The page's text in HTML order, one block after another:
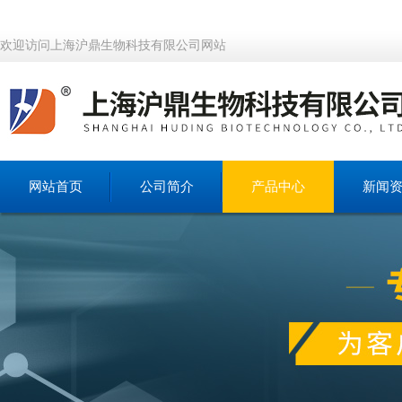
欢迎访问上海沪鼎生物科技有限公司网站
网站首页 公司简介 产品中心 新闻